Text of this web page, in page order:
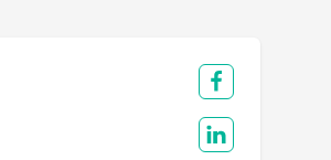
Share on
Share on